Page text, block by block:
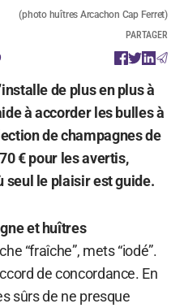
(photo huîtres Arcachon Cap Ferret)
PARTAGER
de plus en plus à
à accorder les bulles à
de champagnes de
€ pour les avertis,
seul le plaisir est guide.
et huîtres
“fraîche”, mets “iodé”.
de concordance. En
sûrs de ne presque